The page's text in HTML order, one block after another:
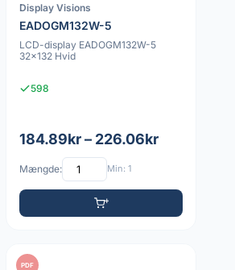
Display Visions
EADOGM132W-5
LCD-display EADOGM132W-5
32x132 Hvid
598
184.89kr – 226.06kr
Mængde: Min: 1
PDF